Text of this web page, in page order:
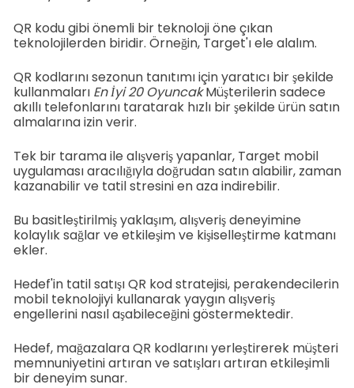
QR kodu gibi önemli bir teknoloji öne çıkan
teknolojilerden biridir. Örneğin, Target'ı ele alalım.
QR kodlarını sezonun tanıtımı için yaratıcı bir şekilde
kullanmaları En İyi 20 OyuncakMüşterilerin sadece
akıllı telefonlarını taratarak hızlı bir şekilde ürün satın
almalarına izin verir.
Tek bir tarama ile alışveriş yapanlar, Target mobil
uygulaması aracılığıyla doğrudan satın alabilir, zaman
kazanabilir ve tatil stresini en aza indirebilir.
Bu basitleştirilmiş yaklaşım, alışveriş deneyimine
kolaylık sağlar ve etkileşim ve kişiselleştirme katmanı
ekler.
Hedef'in tatil satışı QR kod stratejisi, perakendecilerin
mobil teknolojiyi kullanarak yaygın alışveriş
engellerini nasıl aşabileceğini göstermektedir.
Hedef, mağazalara QR kodlarını yerleştirerek müşteri
memnuniyetini artıran ve satışları artıran etkileşimli
bir deneyim sunar.